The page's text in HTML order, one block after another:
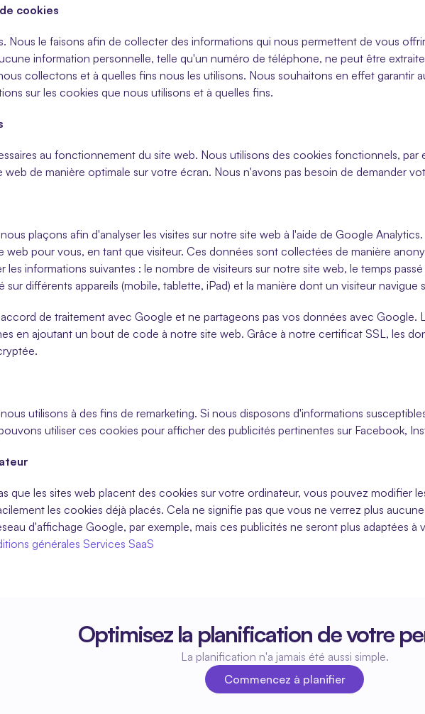
cookies
Nous le faisons afin de collecter des informations qui nous permettent de vous
information personnelle, telle qu'un numéro de téléphone, ne peut être
collectons et à quelles fins nous les utilisons. Nous souhaitons en effet garantir
sur les cookies que nous utilisons et à quelles fins.
au fonctionnement du site web. Nous utilisons des cookies fonctionnels,
web de manière optimale sur votre écran. Nous n'avons pas besoin de demander
plaçons afin d'analyser les visites sur notre site web à l'aide de Google
web pour vous, en tant que visiteur. Ces données sont collectées de manière
informations suivantes : le nombre de visiteurs sur notre site web, le temps
sur différents appareils (mobile, tablette, iPad) et la manière dont un visiteur navigue
de traitement avec Google et ne partageons pas vos données avec Google.
en ajoutant un bout de code à notre site web. Grâce à notre certificat SSL, les
utilisons à des fins de remarketing. Si nous disposons d'informations
utiliser ces cookies pour afficher des publicités pertinentes sur Facebook,
que les sites web placent des cookies sur votre ordinateur, vous pouvez modifier
les cookies déjà placés. Cela ne signifie pas que vous ne verrez plus
d'affichage Google, par exemple, mais ces publicités ne seront plus adaptées
générales Services SaaS
Optimisez la planification de votre
La planification n'a jamais été aussi simple.
Commencez à planifier
Commencez à planifier